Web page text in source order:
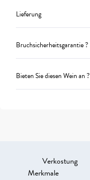
Lieferung
Bruchsicherheitsgarantie ?
Bieten Sie diesen Wein an ?
Verkostung
Merkmale